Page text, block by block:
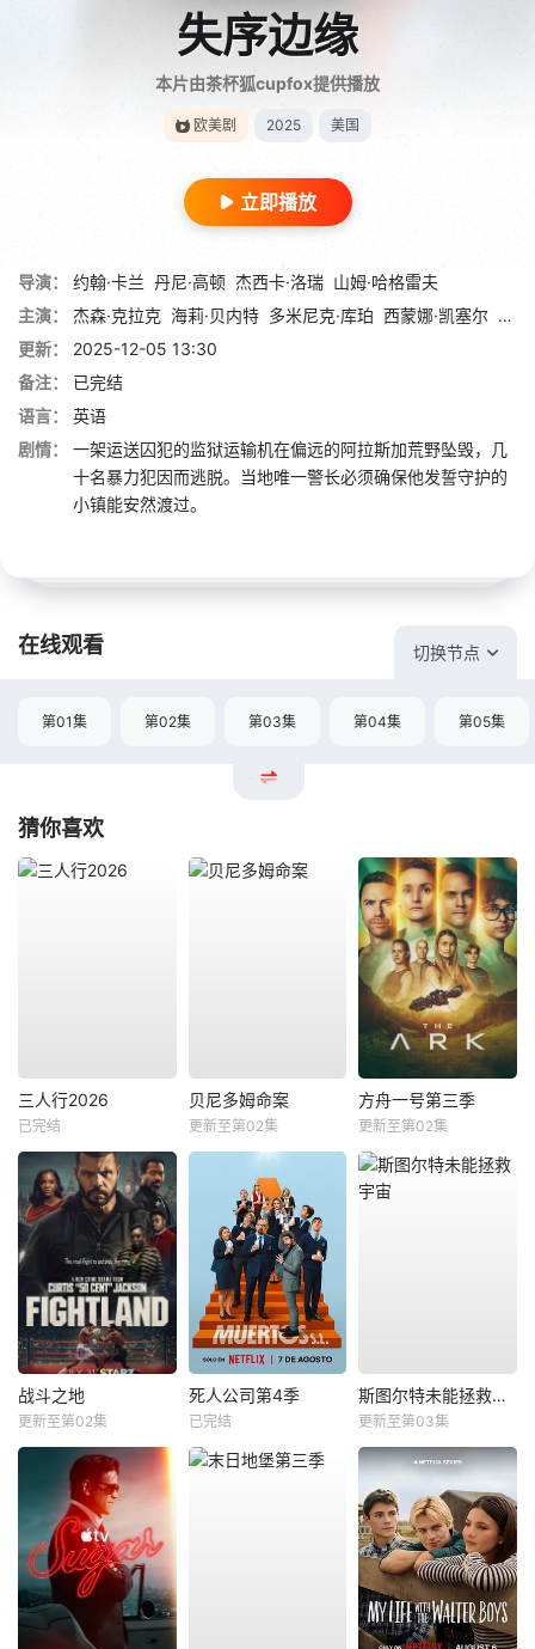
失序边缘
本片由茶杯狐cupfox提供播放
欧美剧 2025 美国
立即播放
导演： 约翰·卡兰 丹尼·高顿 杰西卡·洛瑞 山姆·哈格雷夫
主演：
杰森·克拉克 海莉·贝内特 多米尼克·库珀 西蒙娜·凯塞尔 阿尔
更新：
2025-12-05 13:30
备注：
已完结
语言：
英语
剧情：
一架运送囚犯的监狱运输机在偏远的阿拉斯加荒野坠毁，几
十名暴力犯因而逃脱。当地唯一警长必须确保他发誓守护的
小镇能安然渡过。
在线观看 切换节点
第01集 第02集 第03集 第04集 第05集
猜你喜欢
三人行2026
已完结
贝尼多姆命案
更新至第02集
方舟一号第三季
更新至第02集
战斗之地
更新至第02集
死人公司第4季
已完结
斯图尔特未能拯救宇宙
更新至第03集